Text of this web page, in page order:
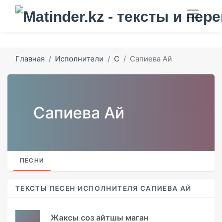
Главная Исполнители С Сапиева Ай
Сапиева Ай
ПЕСНИ
ТЕКСТЫ ПЕСЕН ИСПОЛНИТЕЛЯ САПИЕВА АЙ
Жаксы соз айтшы маган